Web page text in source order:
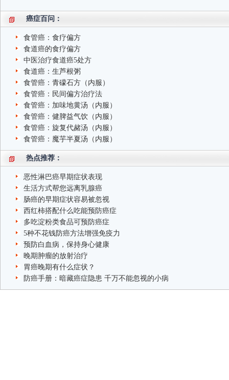
癌症百问：
食管癌：食疗偏方
食道癌的食疗偏方
中医治疗食道癌5处方
食道癌：生芦根粥
食管癌：青礞石方（内服）
食管癌：民间偏方治疗法
食管癌：加味地黄汤（内服）
食管癌：健脾益气饮（内服）
食管癌：旋复代赭汤（内服）
食管癌：魔芋半夏汤（内服）
热点推荐：
恶性淋巴癌早期症状表现
生活方式帮您远离乳腺癌
肠癌的早期症状容易被忽视
西红柿搭配什么吃能预防癌症
多吃淀粉类食品可预防癌症
5种不花钱防癌方法增强免疫力
预防白血病，保持身心健康
晚期肿瘤的放射治疗
胃癌晚期有什么症状？
防癌手册：暗藏癌症隐患 千万不能忽视的小病